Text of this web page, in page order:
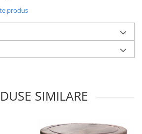
produs
SIMILARE